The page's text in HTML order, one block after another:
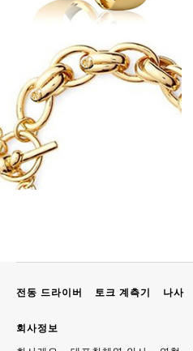
전동 드라이버 토크 계측기 나사
회사정보